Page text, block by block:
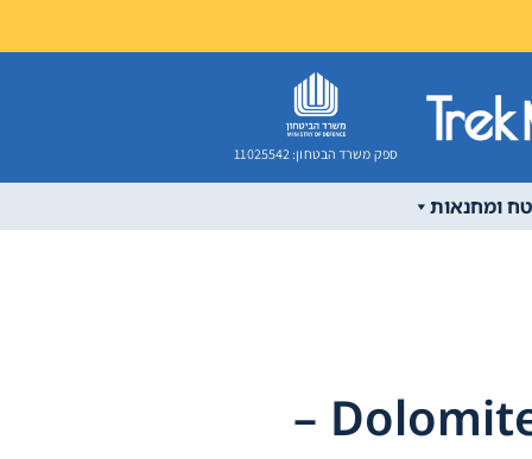
ספק משרד הבטחון: 11025542
ומחנאות
נעל Dolomite Zernez GTX –